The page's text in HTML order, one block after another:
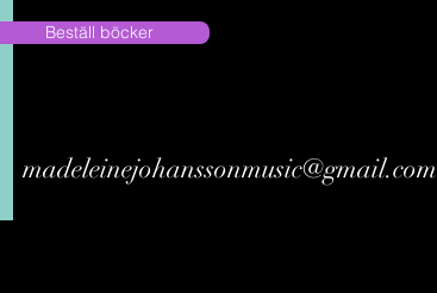
Beställ böcker
madeleinejohanssonmusic@gmail.com